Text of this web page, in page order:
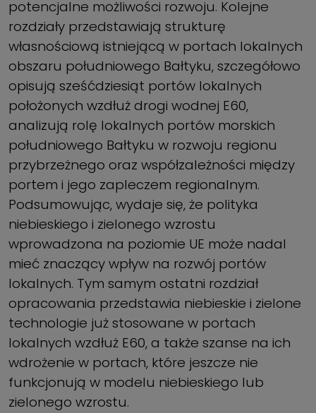
potencjalne możliwości rozwoju. Kolejne
rozdziały przedstawiają strukturę
własnościową istniejącą w portach lokalnych
obszaru południowego Bałtyku, szczegółowo
opisują sześćdziesiąt portów lokalnych
położonych wzdłuż drogi wodnej E60,
analizują rolę lokalnych portów morskich
południowego Bałtyku w rozwoju regionu
przybrzeżnego oraz współzależności między
portem i jego zapleczem regionalnym.
Podsumowując, wydaje się, że polityka
niebieskiego i zielonego wzrostu
wprowadzona na poziomie UE może nadal
mieć znaczący wpływ na rozwój portów
lokalnych. Tym samym ostatni rozdział
opracowania przedstawia niebieskie i zielone
technologie już stosowane w portach
lokalnych wzdłuż E60, a także szanse na ich
wdrożenie w portach, które jeszcze nie
funkcjonują w modelu niebieskiego lub
zielonego wzrostu.